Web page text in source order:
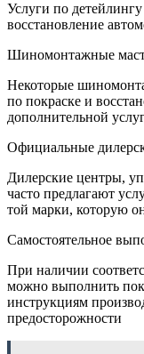
Услуги по
восстановление
Шиномонтажные
Некоторые
по покраске и
дополнительной
Официальные
Дилерские центры,
часто предлагают
той марки, которую
Самостоятельное
При наличии
можно выполнить
инструкциям
предосторожности